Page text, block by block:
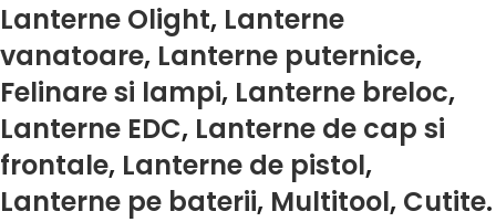
Lanterne Olight, Lanterne
vanatoare, Lanterne puternice,
Felinare si lampi, Lanterne breloc,
Lanterne EDC, Lanterne de cap si
frontale, Lanterne de pistol,
Lanterne pe baterii, Multitool, Cutite.